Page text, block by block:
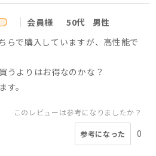
会員様 50代
男性
らで購入していますが、高性能で
うよりはお得なのかな？
。
このレビューは参考になりましたか？
参考になった 0